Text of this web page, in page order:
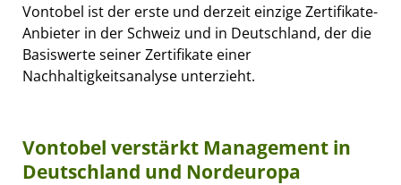
Vontobel ist der erste und derzeit einzige Zertifikate-
Anbieter in der Schweiz und in Deutschland, der die
Basiswerte seiner Zertifikate einer
Nachhaltigkeitsanalyse unterzieht.
Vontobel verstärkt Management in
Deutschland und Nordeuropa